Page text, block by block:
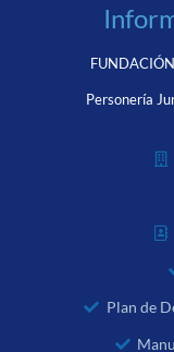
Personería
Plan de